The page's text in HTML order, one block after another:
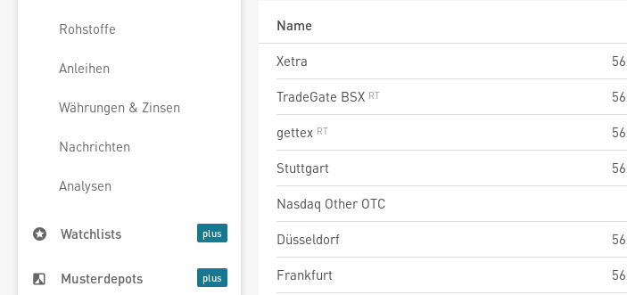
Rohstoffe
Anleihen
Währungen & Zinsen
Nachrichten
Analysen
Watchlists
Musterdepots
Name
Xetra
TradeGate BSX
gettex
Stuttgart
Nasdaq Other OTC
Düsseldorf
Frankfurt